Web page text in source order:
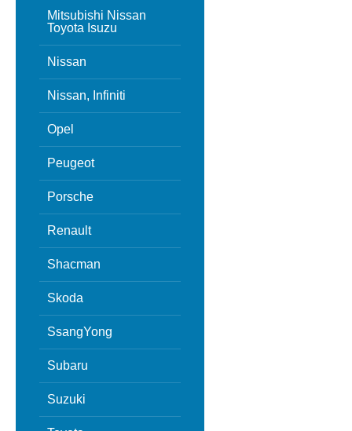
Mitsubishi Nissan
Toyota Isuzu
Nissan
Nissan, Infiniti
Opel
Peugeot
Porsche
Renault
Shacman
Skoda
SsangYong
Subaru
Suzuki